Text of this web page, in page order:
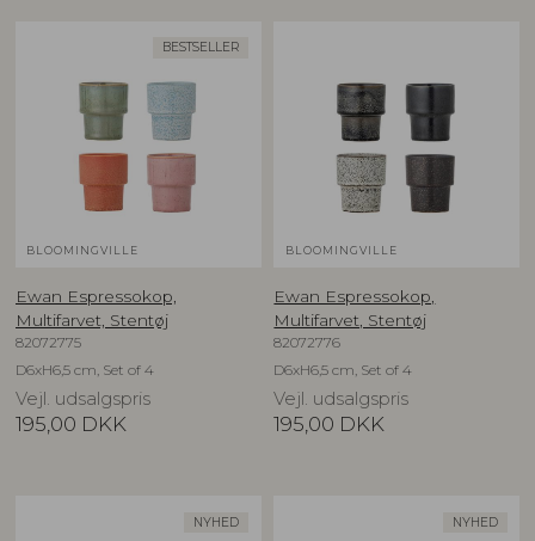
BESTSELLER
BLOOMINGVILLE
Ewan Espressokop,
Multifarvet, Stentøj
82072775
D6xH6,5 cm, Set of 4
Vejl. udsalgspris
195,00 DKK
BLOOMINGVILLE
Ewan Espressokop,
Multifarvet, Stentøj
82072776
D6xH6,5 cm, Set of 4
Vejl. udsalgspris
195,00 DKK
NYHED NYHED